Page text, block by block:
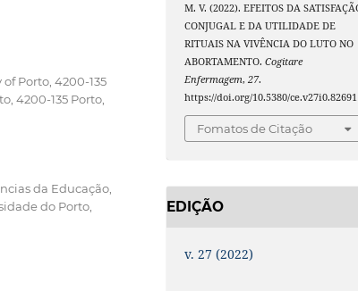
Porto, 4200-135
4200-135 Porto,
da Educação,
do Porto,
M. V. (2022). EFEITOS DA
CONJUGAL E DA UTILIDADE DE
RITUAIS NA VIVÊNCIA DO LUTO NO
ABORTAMENTO.Cogitare
Enfermagem,27.
https://doi.org/10.5380/ce.v27i0.82691
Fomatos de Citação
EDIÇÃO
v. 27 (2022)